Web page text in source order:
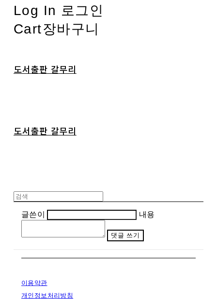
Log In 로그인
Cart장바구니
도서출판 갈무리
도서출판 갈무리
글쓴이 내용
댓글 쓰기
이용약관
개인정보처리방침